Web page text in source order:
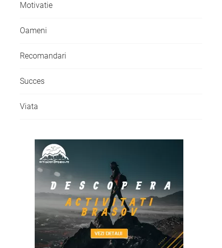
Motivatie
Oameni
Recomandari
Succes
Viata